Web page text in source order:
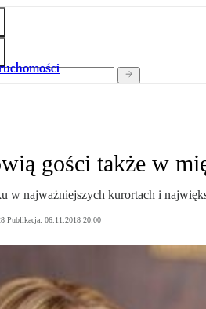
gości także w
w najważniejszych kurortach i
Publikacja: 06.11.2018 20:00